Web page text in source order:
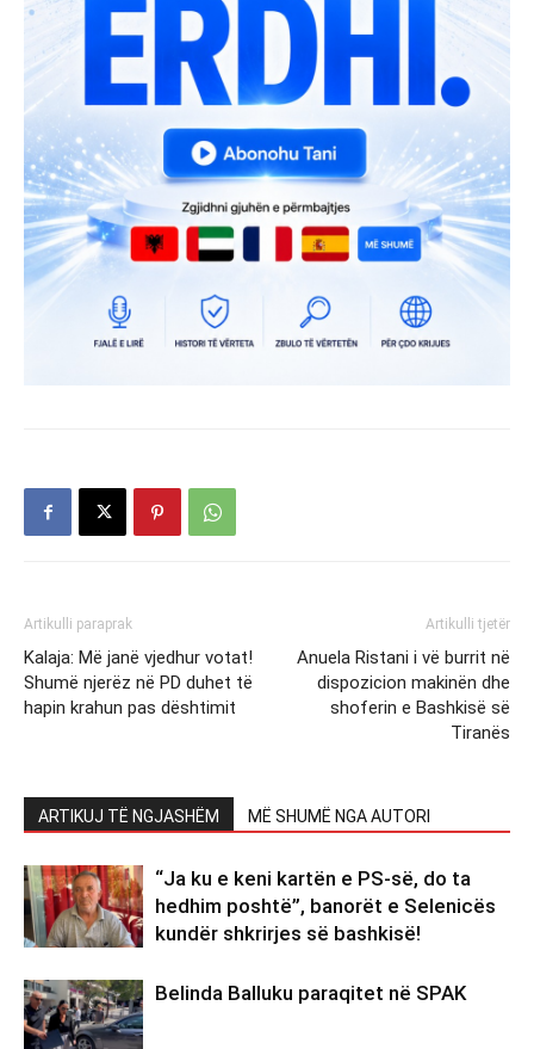
Artikulli paraprak
Kalaja: Më janë vjedhur votat!
Shumë njerëz në PD duhet të
hapin krahun pas dështimit
Artikulli tjetër
Anuela Ristani i vë burrit në
dispozicion makinën dhe
shoferin e Bashkisë së
Tiranës
ARTIKUJ TË NGJASHËM MË SHUMË NGA AUTORI
“Ja ku e keni kartën e PS-së, do ta
hedhim poshtë”, banorët e Selenicës
kundër shkrirjes së bashkisë!
Belinda Balluku paraqitet në SPAK